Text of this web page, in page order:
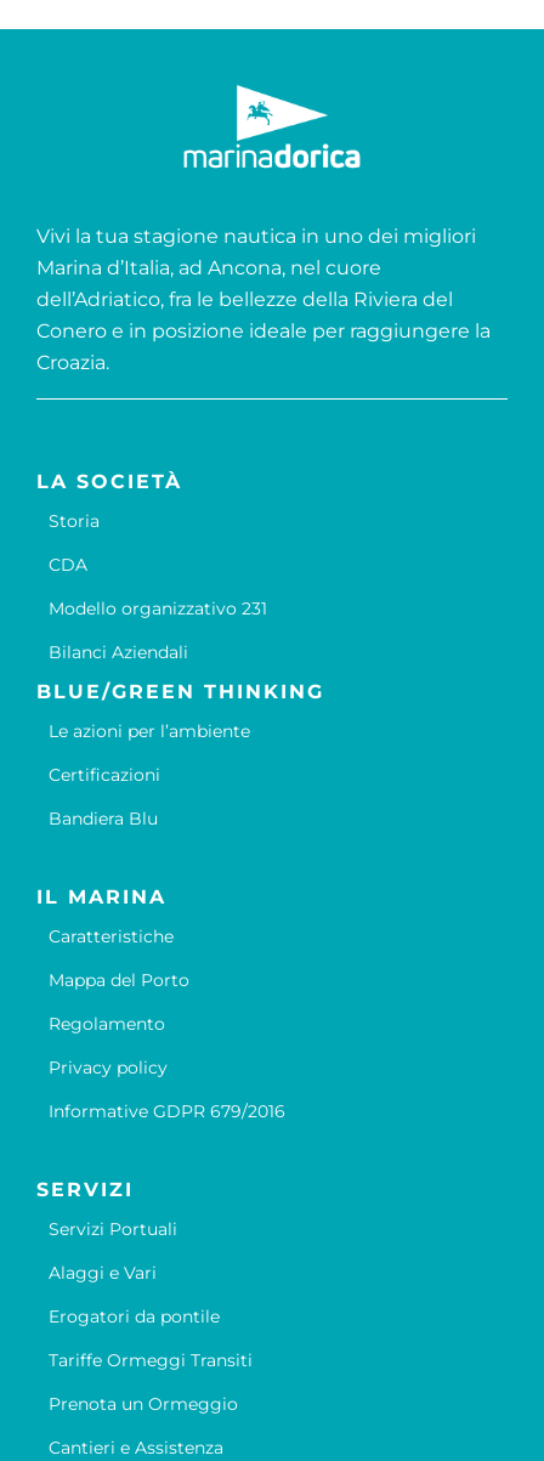
Vivi la tua stagione nautica in uno dei migliori
Marina d’Italia, ad Ancona, nel cuore
dell’Adriatico, fra le bellezze della Riviera del
Conero e in posizione ideale per raggiungere la
Croazia.
LA SOCIETÀ
Storia
CDA
Modello organizzativo 231
Bilanci Aziendali
BLUE/GREEN THINKING
Le azioni per l’ambiente
Certificazioni
Bandiera Blu
IL MARINA
Caratteristiche
Mappa del Porto
Regolamento
Privacy policy
Informative GDPR 679/2016
SERVIZI
Servizi Portuali
Alaggi e Vari
Erogatori da pontile
Tariffe Ormeggi Transiti
Prenota un Ormeggio
Cantieri e Assistenza